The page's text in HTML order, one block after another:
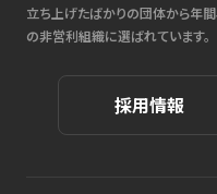
立ち上げたばかりの団体から年
の非営利組織に選ばれています。
採用情報